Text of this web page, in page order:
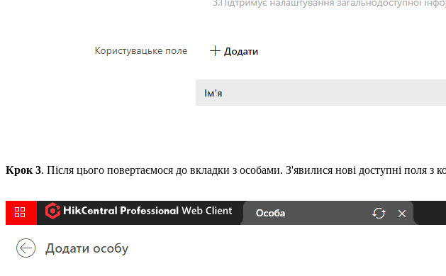
Крок 3. Після цього повертаємося до вкладки з особами. З'явилися нові доступні поля